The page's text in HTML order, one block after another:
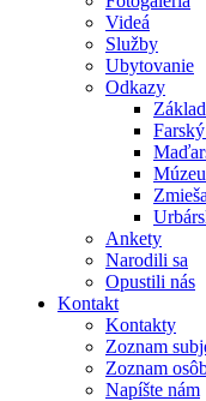
Videá
Služby
Ubytovanie
Odkazy
Ankety
Narodili sa
Opustili nás
Kontakt
Kontakty
Zoznam
Zoznam
Napíšte nám